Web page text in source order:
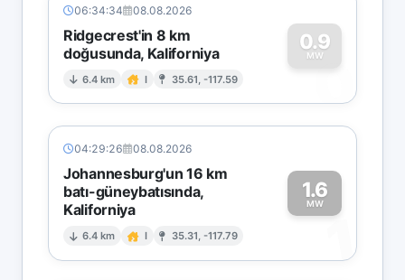
06:34:34 08.08.2026
Ridgecrest'in 8 km
doğusunda, Kaliforniya
6.4 km I 35.61, -117.59
0.9
MW
0
04:29:26 08.08.2026
Johannesburg'un 16 km
batı-güneybatısında,
Kaliforniya
6.4 km I 35.31, -117.79
1.6
MW
1